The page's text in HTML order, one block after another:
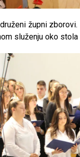
župni
služenju oko stola